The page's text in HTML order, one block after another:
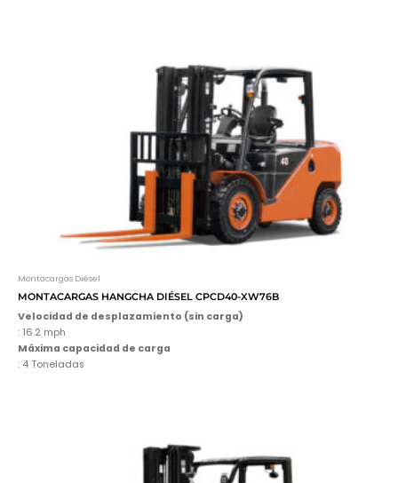
Montacargas Diésel
MONTACARGAS HANGCHA DIÉSEL CPCD40-XW76B
Velocidad de desplazamiento (sin carga)
: 16.2 mph
Máxima capacidad de carga
: 4 Toneladas